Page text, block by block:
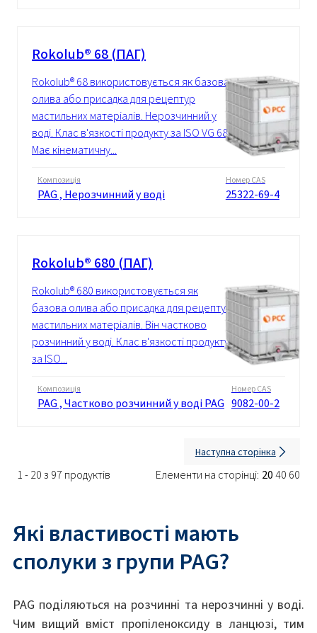
Rokolub® 68 (ПАГ)
Rokolub® 68 використовується як базова
олива або присадка для рецептур
мастильних матеріалів. Нерозчинний у
воді. Клас в'язкості продукту за ISO VG 68.
Має кінематичну...
Композиція
PAG , Нерозчинний у воді
Номер CAS
25322-69-4
Rokolub® 680 (ПАГ)
Rokolub® 680 використовується як
базова олива або присадка для рецептур
мастильних матеріалів. Він частково
розчинний у воді. Клас в'язкості продукту
за ISO...
Композиція
PAG , Частково розчинний у воді PAG
Номер CAS
9082-00-2
1 - 20 з 97 продуктів Елементи на сторінці: 2040 60
Наступна сторінка
Які властивості мають
сполуки з групи PAG?
PAG поділяються на розчинні та нерозчинні у воді.
Чим вищий вміст пропіленоксиду в ланцюзі, тим